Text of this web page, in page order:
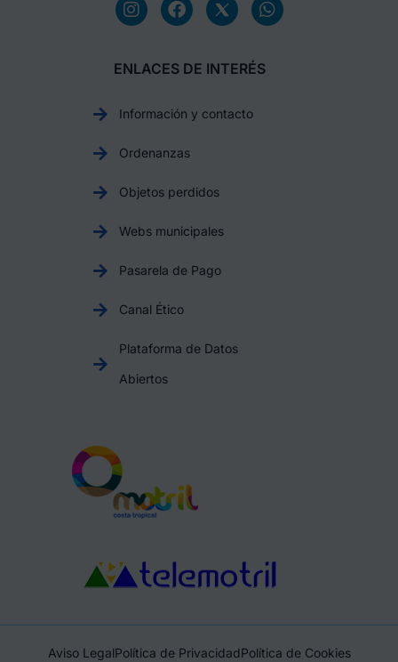
ENLACES DE INTERÉS
Información y contacto
Ordenanzas
Objetos perdidos
Webs municipales
Pasarela de Pago
Canal Ético
Plataforma de Datos
Abiertos
Aviso LegalPolítica de PrivacidadPolítica de Cookies